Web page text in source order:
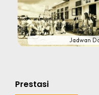
Jadwan
Prestasi